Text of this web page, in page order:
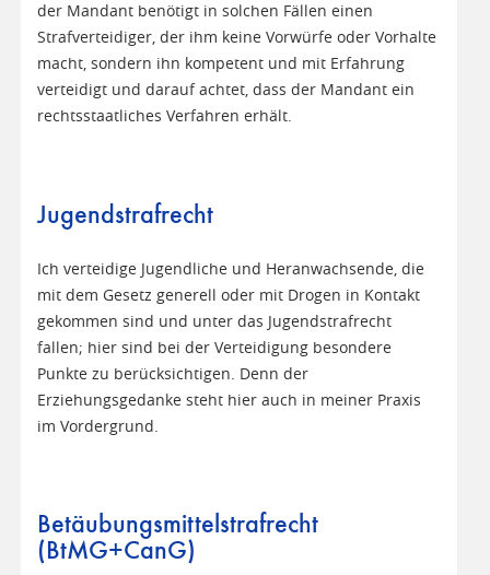
der Mandant benötigt in solchen Fällen einen
Strafverteidiger, der ihm keine Vorwürfe oder Vorhalte
macht, sondern ihn kompetent und mit Erfahrung
verteidigt und darauf achtet, dass der Mandant ein
rechtsstaatliches Verfahren erhält.
Jugendstrafrecht
Ich verteidige Jugendliche und Heranwachsende, die
mit dem Gesetz generell oder mit Drogen in Kontakt
gekommen sind und unter das Jugendstrafrecht
fallen; hier sind bei der Verteidigung besondere
Punkte zu berücksichtigen. Denn der
Erziehungsgedanke steht hier auch in meiner Praxis
im Vordergrund.
Betäubungsmittelstrafrecht
(BtMG+CanG)